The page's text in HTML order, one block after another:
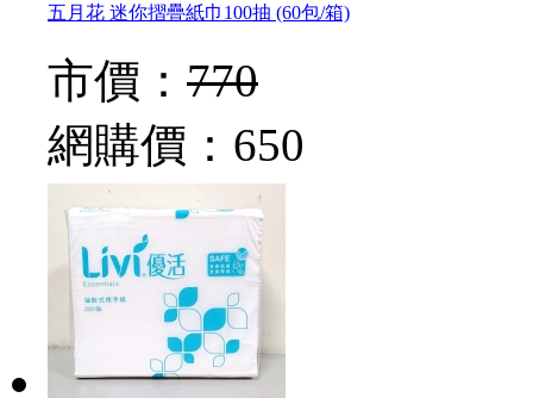
五月花 迷你摺疊紙巾100抽 (60包/箱)
市價： 770
網購價： 650